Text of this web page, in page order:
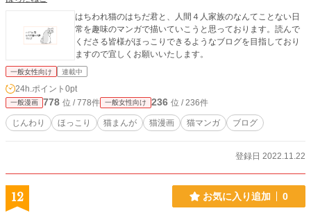
はちわれ猫のはちだ君と、人間４人家族のなんてことない日
常を趣味のマンガで描いていこうと思っております。読んで
くださる皆様がほっこりできるようなブログを目指しており
ますので宜しくお願いいたします。
一般女性向け 連載中
24h.ポイント 0pt
一般漫画 778 位 / 778件 一般女性向け 236 位 / 236件
じんわり ほっこり 猫まんが 猫漫画 猫マンガ ブログ
登録日 2022.11.22
12 お気に入り追加 0